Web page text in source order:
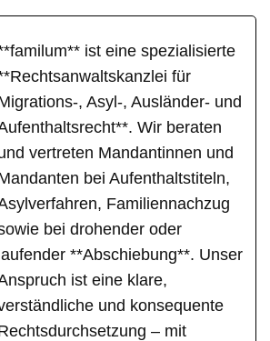
ist eine spezialisierte
für
, Asyl-, Ausländer- und
Wir beraten
vertreten Mandantinnen und
bei Aufenthaltstiteln,
Familiennachzug
bei drohender oder
**Abschiebung**. Unser
ist eine klare,
und konsequente
– mit